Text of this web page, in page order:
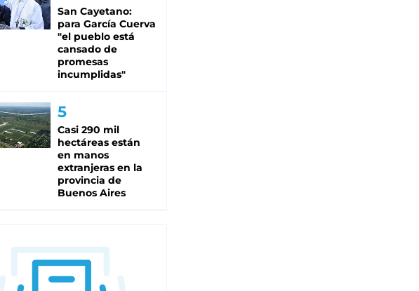
San Cayetano:
para García Cuerva
"el pueblo está
cansado de
promesas
incumplidas"
Casi 290 mil
hectáreas están
en manos
extranjeras en la
provincia de
Buenos Aires